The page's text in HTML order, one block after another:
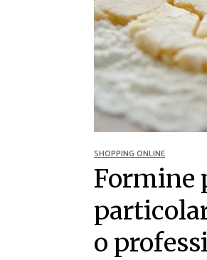
Ricette
Ricette
Ricette
Video
Ricette
SHOPPING ONLINE
Formine
o